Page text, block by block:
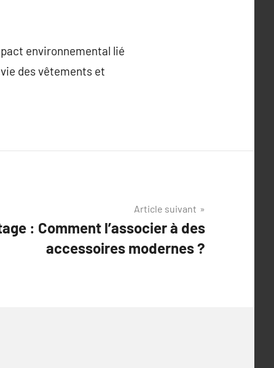
environnemental lié
des vêtements et
Article suivant
: Comment l’associer à des
accessoires modernes ?